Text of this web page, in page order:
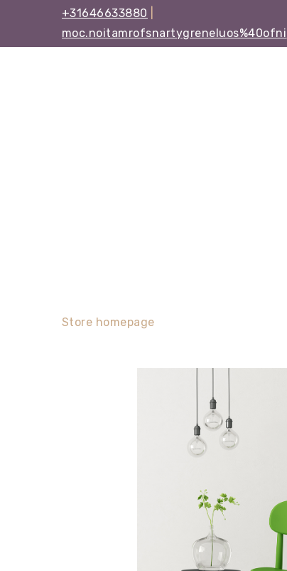
+31646633880
moc.noitamrofsnartygreneluos%40ofni
Store homepage